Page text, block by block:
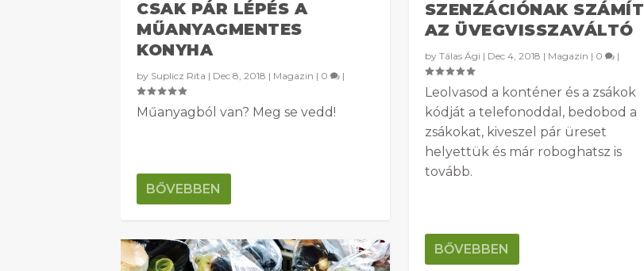
CSAK PÁR LÉPÉS A
MŰANYAGMENTES
KONYHA
by Suplicz Rita | Dec 8, 2018 | Magazin | 0 |
Műanyagból van? Meg se vedd!
BŐVEBBEN
SZENZÁCIÓNAK SZÁMÍT
AZ ÜVEGVISSZAVÁLTÓ
by Tálas Ági | Dec 4, 2018 | Magazin | 0 |
Leolvasod a konténer és a zsákok
kódját a telefonoddal, bedobod a
zsákokat, kiveszel pár üreset
helyettük és már roboghatsz is
tovább.
BŐVEBBEN